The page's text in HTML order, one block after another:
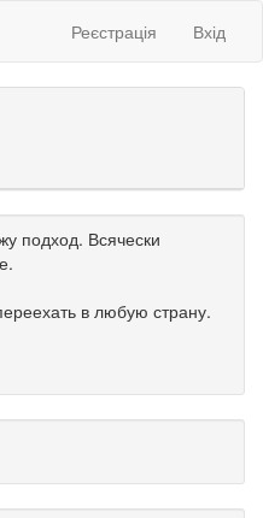
Реєстрація Вхід
подход. Всячески
в любую страну.